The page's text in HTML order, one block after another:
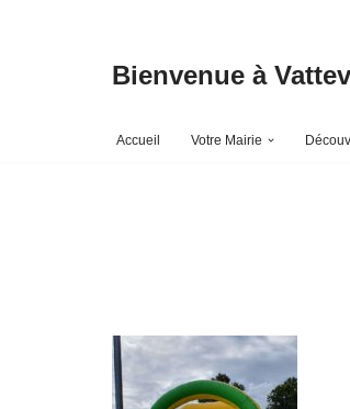
Bienvenue à
Accueil Votre Mairie